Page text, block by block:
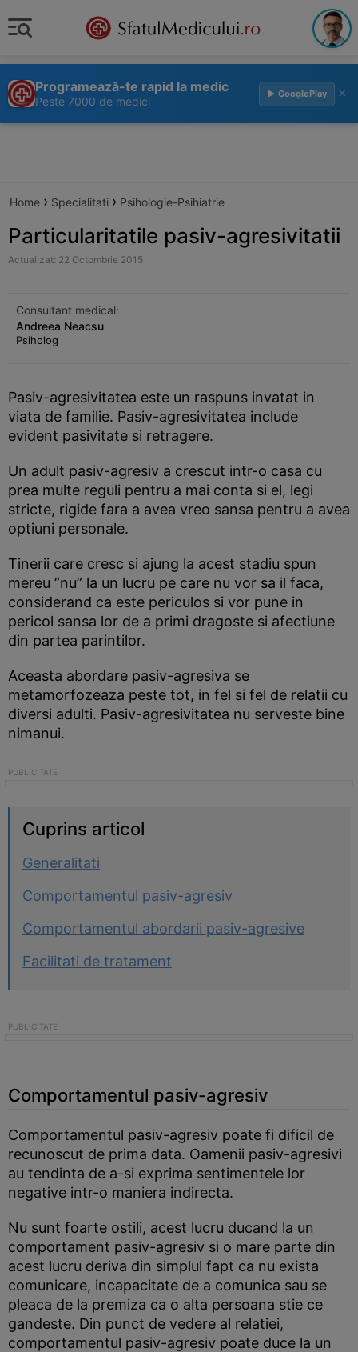
Programează-te rapid la medic
Peste 7000 de medici
▶ GooglePlay ×
Home › Specialitati › Psihologie-Psihiatrie
Particularitatile pasiv-agresivitatii
Actualizat: 22 Octombrie 2015
Consultant medical:
Andreea Neacsu
Psiholog
Pasiv-agresivitatea este un raspuns invatat in
viata de familie. Pasiv-agresivitatea include
evident pasivitate si retragere.
Un adult pasiv-agresiv a crescut intr-o casa cu
prea multe reguli pentru a mai conta si el, legi
stricte, rigide fara a avea vreo sansa pentru a avea
optiuni personale.
Tinerii care cresc si ajung la acest stadiu spun
mereu ”nu” la un lucru pe care nu vor sa il faca,
considerand ca este periculos si vor pune in
pericol sansa lor de a primi dragoste si afectiune
din partea parintilor.
Aceasta abordare pasiv-agresiva se
metamorfozeaza peste tot, in fel si fel de relatii cu
diversi adulti. Pasiv-agresivitatea nu serveste bine
nimanui.
Cuprins articol
Generalitati
Comportamentul pasiv-agresiv
Comportamentul abordarii pasiv-agresive
Facilitati de tratament
Comportamentul pasiv-agresiv
Comportamentul pasiv-agresiv poate fi dificil de
recunoscut de prima data. Oamenii pasiv-agresivi
au tendinta de a-si exprima sentimentele lor
negative intr-o maniera indirecta.
Nu sunt foarte ostili, acest lucru ducand la un
comportament pasiv-agresiv si o mare parte din
acest lucru deriva din simplul fapt ca nu exista
comunicare, incapacitate de a comunica sau se
pleaca de la premiza ca o alta persoana stie ce
gandeste. Din punct de vedere al relatiei,
comportamentul pasiv-agresiv poate duce la un